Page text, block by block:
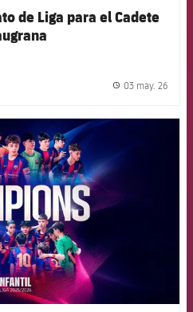
de Liga para el Cadete
03 may. 26
FCB Barcelona badge